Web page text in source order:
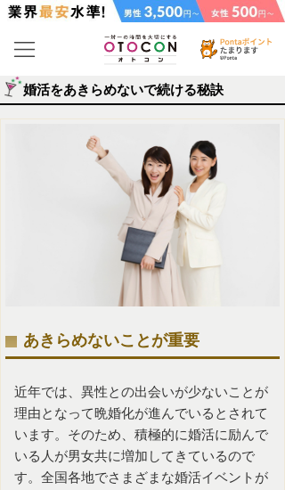
婚活をあきらめないで続ける秘訣
あきらめないことが重要
近年では、異性との出会いが少ないことが
理由となって晩婚化が進んでいるとされて
います。そのため、積極的に婚活に励んで
いる人が男女共に増加してきているので
す。全国各地でさまざまな婚活イベントが